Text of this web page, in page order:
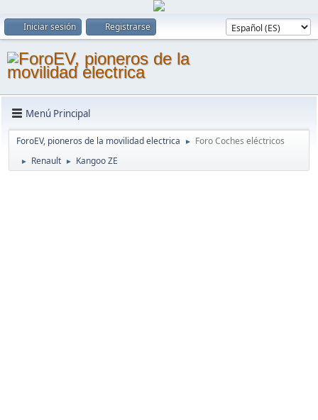
Iniciar sesión Registrarse
Menú Principal
ForoEV, pioneros de la movilidad electrica ► Foro Coches eléctricos
► Renault ► Kangoo ZE